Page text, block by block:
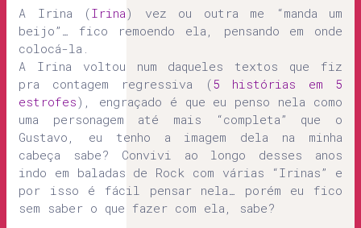
A Irina (Irina) vez ou outra me “manda um
beijo”… fico remoendo ela, pensando em onde
colocá-la.
A Irina voltou num daqueles textos que fiz
pra contagem regressiva (5 histórias em 5
estrofes), engraçado é que eu penso nela como
uma personagem até mais “completa” que o
Gustavo, eu tenho a imagem dela na minha
cabeça sabe? Convivi ao longo desses anos
indo em baladas de Rock com várias “Irinas” e
por isso é fácil pensar nela… porém eu fico
sem saber o que fazer com ela, sabe?